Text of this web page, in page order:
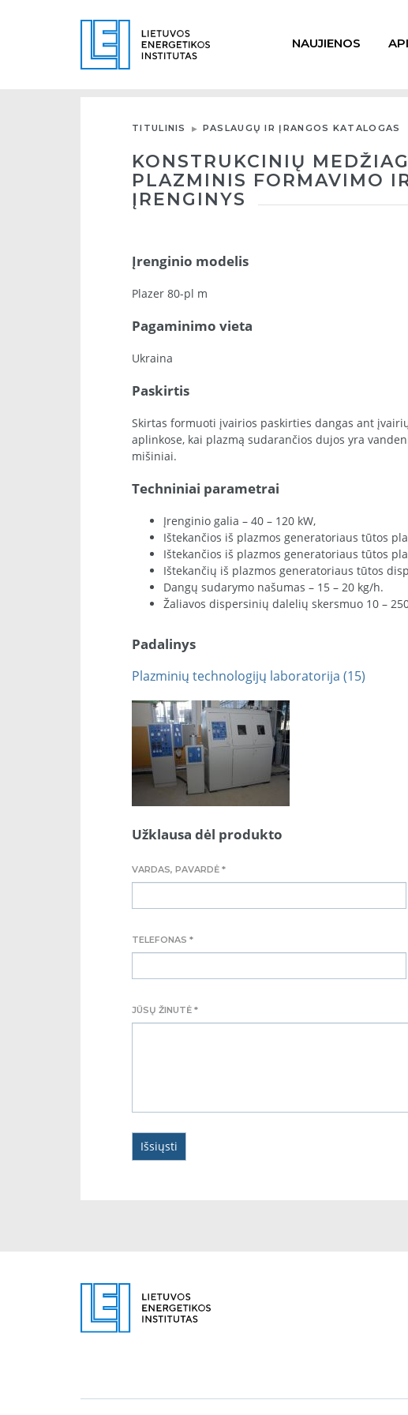
NAUJIENOS
TITULINIS PASLAUGŲ IR ĮRANGOS KATALOGAS
KONSTRUKCINIŲ
PLAZMINIS FORMAVIMO
ĮRENGINYS
Įrenginio modelis
Plazer 80-pl m
Pagaminimo vieta
Ukraina
Paskirtis
Skirtas formuoti įvairios paskirties dangas ant
aplinkose, kai plazmą sudarančios dujos yra
mišiniai.
Techniniai parametrai
Įrenginio galia – 40 – 120 kW,
Ištekančios iš plazmos generatoriaus tūtos
Ištekančios iš plazmos generatoriaus tūtos
Ištekančių iš plazmos generatoriaus tūtos
Dangų sudarymo našumas – 15 – 20 kg/h.
Žaliavos dispersinių dalelių skersmuo 10 –
Padalinys
Plazminių technologijų laboratorija (15)
Užklausa dėl produkto
VARDAS, PAVARDĖ *
TELEFONAS *
JŪSŲ ŽINUTĖ *